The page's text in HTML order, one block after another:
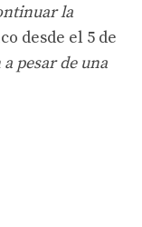
la
desde el 5 de
pesar de una